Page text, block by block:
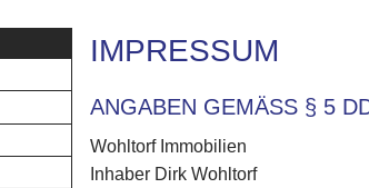
IMPRESSUM
ANGABEN GEMÄSS § 5
Wohltorf Immobilien
Inhaber Dirk Wohltorf